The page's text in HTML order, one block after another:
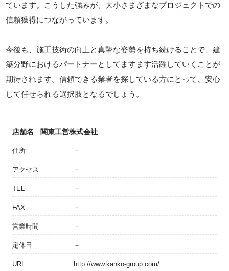
ています。こうした強みが、大小さまざまなプロジェクトでの
信頼獲得につながっています。
今後も、施工技術の向上と真摯な姿勢を持ち続けることで、建
築分野におけるパートナーとしてますます活躍していくことが
期待されます。信頼できる業者を探している方にとって、安心
して任せられる選択肢となるでしょう。
店舗名 関東工営株式会社
住所 －
アクセス －
TEL －
FAX －
営業時間 －
定休日 －
URL http://www.kanko-group.com/